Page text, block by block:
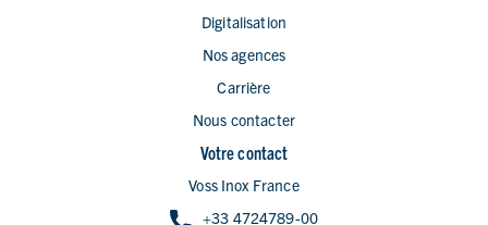
Digitalisation
Nos agences
Carrière
Nous contacter
Votre contact
Voss Inox France
+33 4724789-00